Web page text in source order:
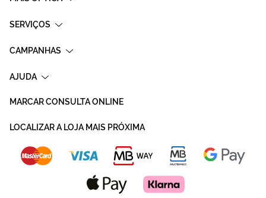
SERVIÇOS
CAMPANHAS
AJUDA
MARCAR CONSULTA ONLINE
LOCALIZAR A LOJA MAIS PRÓXIMA